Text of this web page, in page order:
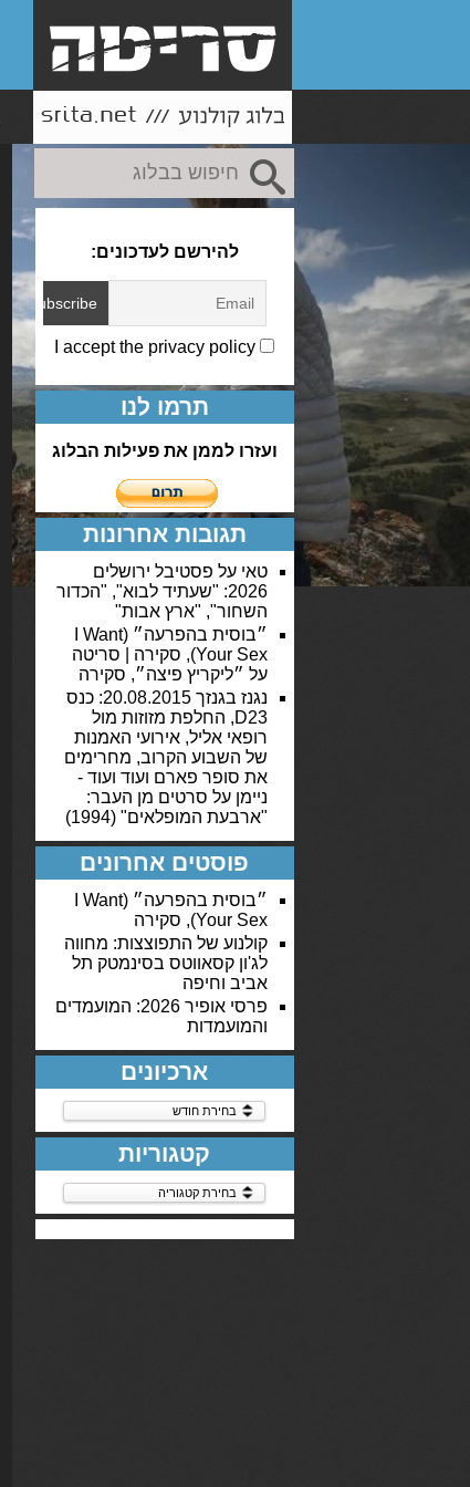
להירשם לעדכונים:
תרמו לנו
ועזרו לממן את פעילות הבלוג
תגובות אחרונות
טאי על פסטיבל ירושלים
2026: "שעתיד לבוא", "הכדור
השחור", "ארץ אבות"
״בוסית בהפרעה״ (I Want
Your Sex), סקירה | סריטה
על ״ליקריץ פיצה״, סקירה
נגנז בגנזך 20.08.2015: כנס
D23, החלפת מזוזות מול
רופאי אליל, אירועי האמנות
של השבוע הקרוב, מחרימים
את סופר פארם ועוד ועוד -
ניימן על סרטים מן העבר:
"ארבעת המופלאים" (1994)
פוסטים אחרונים
״בוסית בהפרעה״ (I Want
Your Sex), סקירה
קולנוע של התפוצצות: מחווה
לג'ון קסאווטס בסינמטק תל
אביב וחיפה
פרסי אופיר 2026: המועמדים
והמועמדות
ארכיונים
ארכיונים
קטגוריות
קטגוריות